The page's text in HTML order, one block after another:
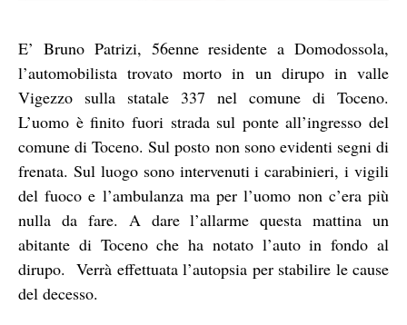
E’ Bruno Patrizi, 56enne residente a Domodossola,
l’automobilista trovato morto in un dirupo in valle
Vigezzo sulla statale 337 nel comune di Toceno.
L’uomo è finito fuori strada sul ponte all’ingresso del
comune di Toceno. Sul posto non sono evidenti segni di
frenata. Sul luogo sono intervenuti i carabinieri, i vigili
del fuoco e l’ambulanza ma per l’uomo non c’era più
nulla da fare. A dare l’allarme questa mattina un
abitante di Toceno che ha notato l’auto in fondo al
dirupo. Verrà effettuata l’autopsia per stabilire le cause
del decesso.